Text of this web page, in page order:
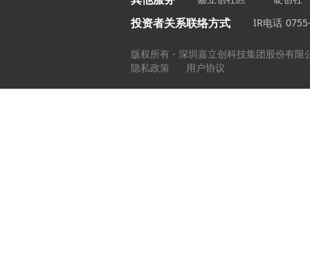
投资者关系联络方式 IR电话
版权所有 - 深圳嘉立创科技集团股份有限
隐私政策
用户协议